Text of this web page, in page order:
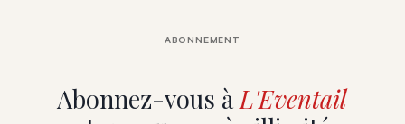
Abonnez-vous àL'Eventail
ABONNEMENT